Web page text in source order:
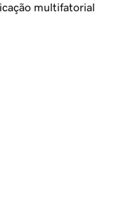
multifatorial